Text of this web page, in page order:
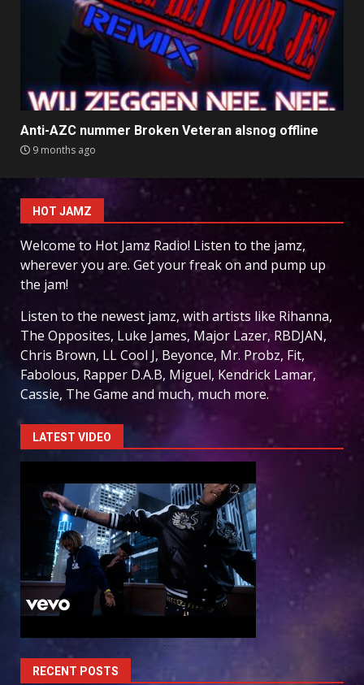
Anti-AZC nummer Broken Veteran alsnog offline
9 months ago
HOT JAMZ
Welcome to Hot Jamz Radio! Listen to the jamz,
wherever you are. Get your freak on and pump up
the jam!
Listen to the newest jamz, with artists like Rihanna,
The Opposites, Luke James, Major Lazer, RBDJAN,
Chris Brown, LL Cool J, Beyonce, Mr. Probz, Fit,
Fabolous, Rapper D.A.B, Miguel, Kendrick Lamar,
Cassie, The Game and much, much more.
LATEST VIDEO
RECENT POSTS